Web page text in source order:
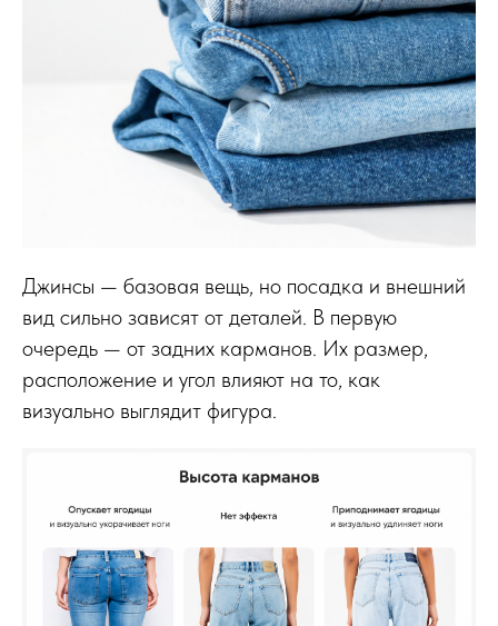
Джинсы — базовая вещь, но посадка и внешний
вид сильно зависят от деталей. В первую
очередь — от задних карманов. Их размер,
расположение и угол влияют на то, как
визуально выглядит фигура.